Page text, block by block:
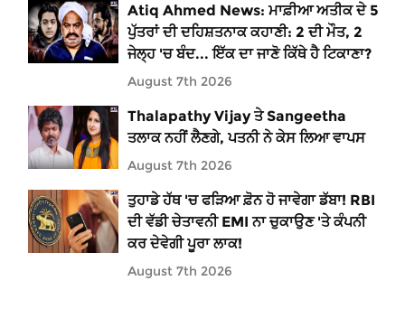
Atiq Ahmed News: ਮਾਫ਼ੀਆ ਅਤੀਕ ਦੇ 5
ਪੁੱਤਰਾਂ ਦੀ ਦਹਿਸ਼ਤਨਾਕ ਕਹਾਣੀ: 2 ਦੀ ਮੌਤ, 2
ਜੇਲ੍ਹ 'ਚ ਬੰਦ... ਇੱਕ ਦਾ ਜਾਣੋ ਕਿੱਥੇ ਹੈ ਟਿਕਾਣਾ?
August 7th 2026
Thalapathy Vijay ਤੇ Sangeetha
ਤਲਾਕ ਨਹੀਂ ਲੈਣਗੇ, ਪਤਨੀ ਨੇ ਕੇਸ ਲਿਆ ਵਾਪਸ
August 7th 2026
ਤੁਹਾਡੇ ਹੱਥ 'ਚ ਫੜਿਆ ਫ਼ੋਨ ਹੋ ਜਾਵੇਗਾ ਡੱਬਾ! RBI
ਦੀ ਵੱਡੀ ਚੇਤਾਵਨੀ EMI ਨਾ ਚੁਕਾਉਣ 'ਤੇ ਕੰਪਨੀ
ਕਰ ਦੇਵੇਗੀ ਪੂਰਾ ਲਾਕ!
August 7th 2026